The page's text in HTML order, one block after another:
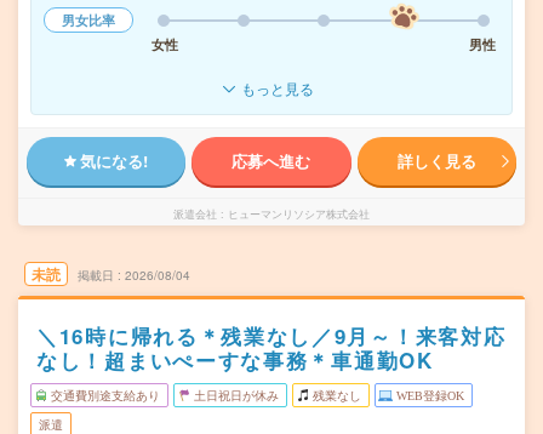
男女比率
女性
男性
もっと見る
気になる! 応募へ進む 詳しく見る
派遣会社 ヒューマンリソシア株式会社
未読 掲載日 2026/08/04
＼16時に帰れる＊残業なし／9月～！来客対応
なし！超まいぺーすな事務＊車通勤OK
交通費別途支給あり 土日祝日が休み 残業なし WEB登録OK
派遣